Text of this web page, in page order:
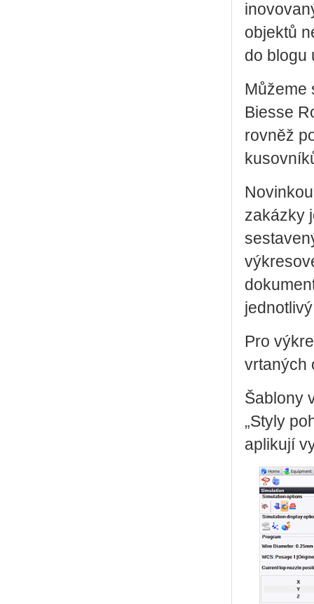
objektů
do blogu
Můžeme
Biesse
rovněž
zakázky
Pro
vrtaných
Šablony
„Styly
aplikují